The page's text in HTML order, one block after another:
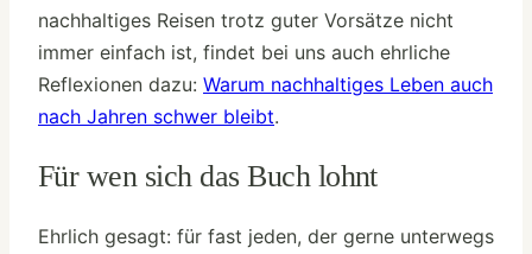
nachhaltiges Reisen trotz guter Vorsätze nicht
immer einfach ist, findet bei uns auch ehrliche
Reflexionen dazu: Warum nachhaltiges Leben auch
nach Jahren schwer bleibt.
Für wen sich das Buch lohnt
Ehrlich gesagt: für fast jeden, der gerne unterwegs